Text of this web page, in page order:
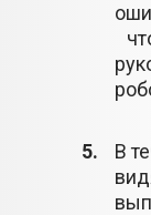
В
5.